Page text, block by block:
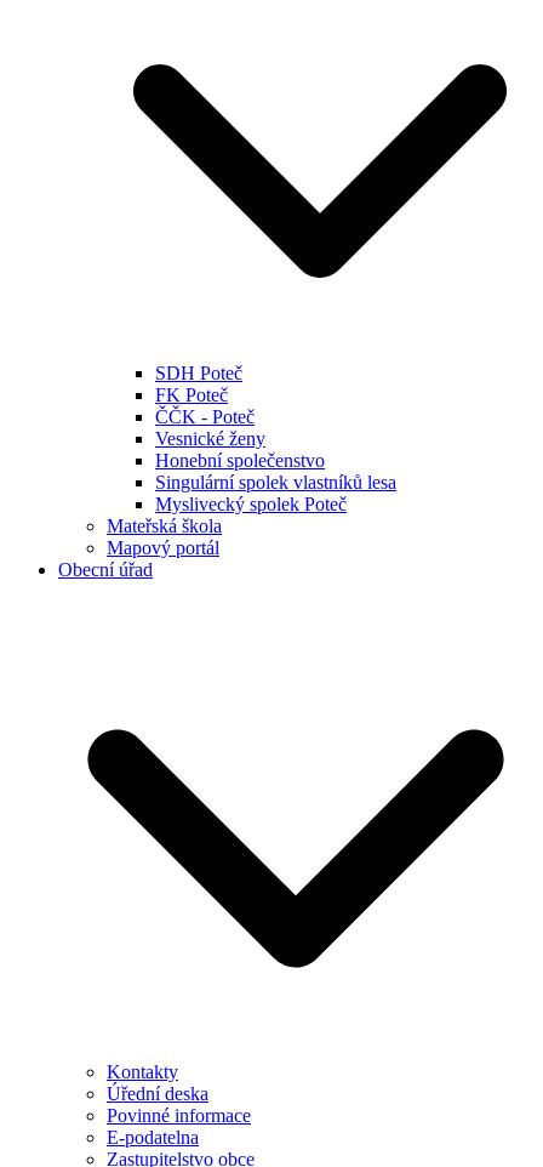
SDH Poteč
FK Poteč
ČČK - Poteč
Vesnické ženy
Honební společenstvo
Singulární spolek vlastníků lesa
Myslivecký spolek Poteč
Mateřská škola
Mapový portál
Obecní úřad
Kontakty
Úřední deska
Povinné informace
E-podatelna
Zastupitelstvo obce